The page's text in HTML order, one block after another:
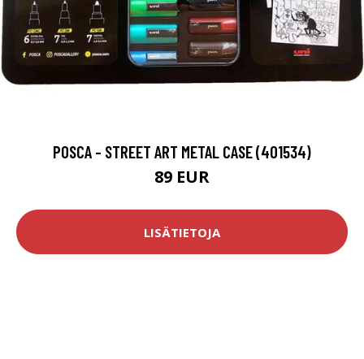
POSCA - STREET ART METAL CASE (401534)
89 EUR
LISÄTIETOJA